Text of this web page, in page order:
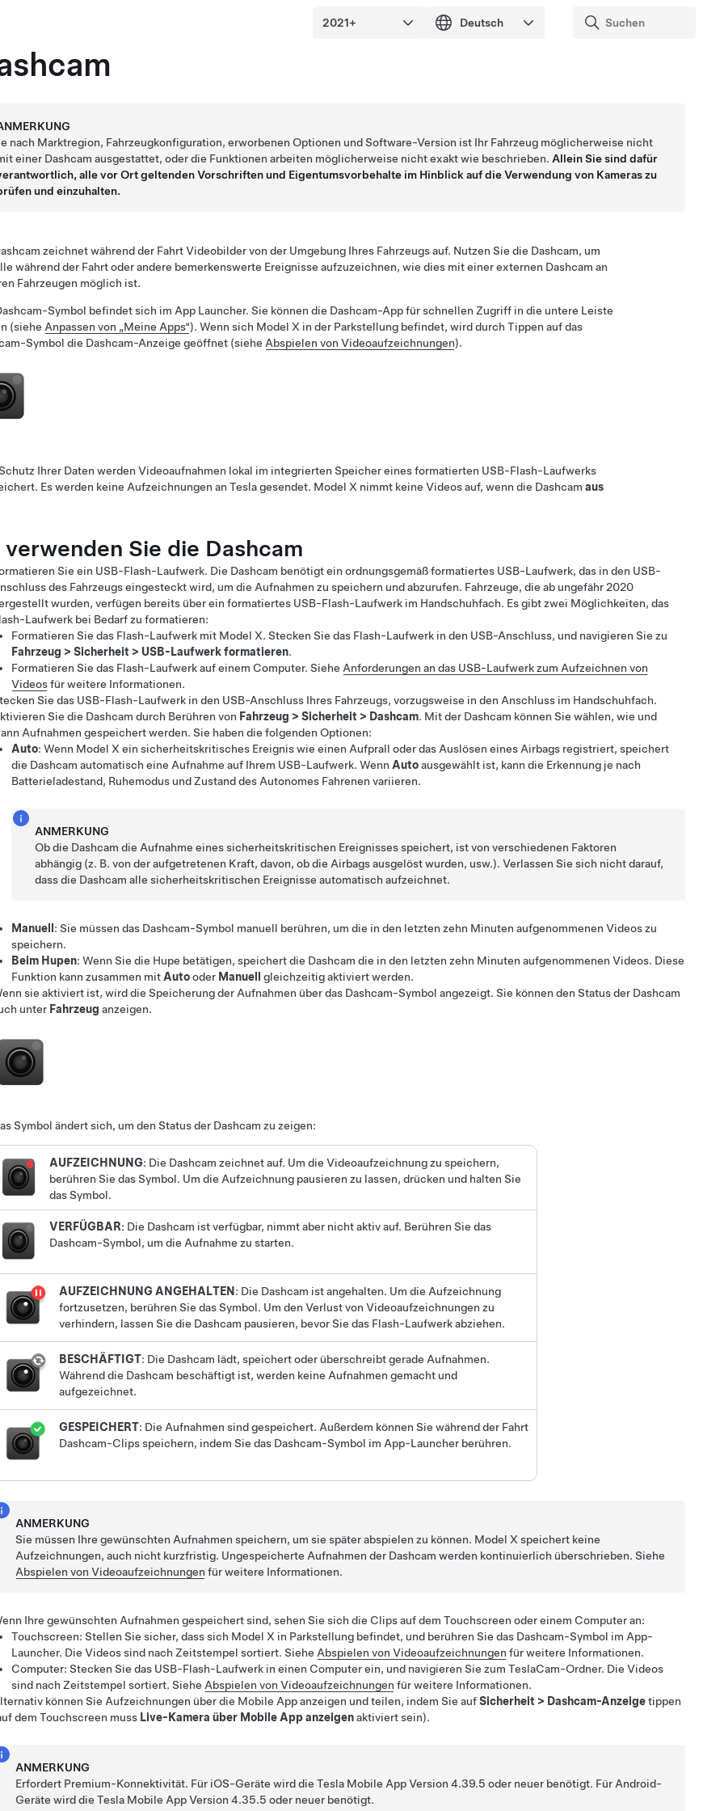
nach Marktregion, Fahrzeugkonfiguration, erworbenen Optionen und Software-Version ist Ihr Fahrzeug möglicherweise nicht
einer Dashcam ausgestattet, oder die Funktionen arbeiten möglicherweise nicht exakt wie beschrieben. Allein Sie sind dafür
alle vor Ort geltenden Vorschriften und Eigentumsvorbehalte im Hinblick auf die Verwendung von Kameras zu
und einzuhalten.
zeichnet während der Fahrt Videobilder von der Umgebung Ihres Fahrzeugs auf. Nutzen Sie die Dashcam, um
während der Fahrt oder andere bemerkenswerte Ereignisse aufzuzeichnen, wie dies mit einer externen Dashcam an
Fahrzeugen möglich ist.
Symbol befindet sich im App Launcher. Sie können die Dashcam-App für schnellen Zugriff in die untere Leiste
(siehe Anpassen von „Meine Apps“). Wenn sich Model X in der Parkstellung befindet, wird durch Tippen auf das
Symbol die Dashcam-Anzeige geöffnet (siehe Abspielen von Videoaufzeichnungen).
Ihrer Daten werden Videoaufnahmen lokal im integrierten Speicher eines formatierten USB-Flash-Laufwerks
Es werden keine Aufzeichnungen an Tesla gesendet. Model X nimmt keine Videos auf, wenn die Dashcam aus
verwenden Sie die Dashcam
Sie ein USB-Flash-Laufwerk. Die Dashcam benötigt ein ordnungsgemäß formatiertes USB-Laufwerk, das in den USB-
des Fahrzeugs eingesteckt wird, um die Aufnahmen zu speichern und abzurufen. Fahrzeuge, die ab ungefähr 2020
wurden, verfügen bereits über ein formatiertes USB-Flash-Laufwerk im Handschuhfach. Es gibt zwei Möglichkeiten, das
Laufwerk bei Bedarf zu formatieren:
Formatieren Sie das Flash-Laufwerk mit Model X. Stecken Sie das Flash-Laufwerk in den USB-Anschluss, und navigieren Sie zu
Fahrzeug > Sicherheit > USB-Laufwerk formatieren.
Formatieren Sie das Flash-Laufwerk auf einem Computer. Siehe Anforderungen an das USB-Laufwerk zum Aufzeichnen von
Videosfür weitere Informationen.
Sie das USB-Flash-Laufwerk in den USB-Anschluss Ihres Fahrzeugs, vorzugsweise in den Anschluss im Handschuhfach.
Sie die Dashcam durch Berühren von Fahrzeug > Sicherheit > Dashcam. Mit der Dashcam können Sie wählen, wie und
Aufnahmen gespeichert werden. Sie haben die folgenden Optionen:
Auto: Wenn Model X ein sicherheitskritisches Ereignis wie einen Aufprall oder das Auslösen eines Airbags registriert, speichert
die Dashcam automatisch eine Aufnahme auf Ihrem USB-Laufwerk. Wenn Autoausgewählt ist, kann die Erkennung je nach
Batterieladestand, Ruhemodus und Zustand des Autonomes Fahrenen variieren.
ANMERKUNG
Ob die Dashcam die Aufnahme eines sicherheitskritischen Ereignisses speichert, ist von verschiedenen Faktoren
abhängig (z. B. von der aufgetretenen Kraft, davon, ob die Airbags ausgelöst wurden, usw.). Verlassen Sie sich nicht darauf,
dass die Dashcam alle sicherheitskritischen Ereignisse automatisch aufzeichnet.
Manuell : Sie müssen das Dashcam-Symbol manuell berühren, um die in den letzten zehn Minuten aufgenommenen Videos zu
speichern.
Beim Hupen: Wenn Sie die Hupe betätigen, speichert die Dashcam die in den letzten zehn Minuten aufgenommenen Videos. Diese
Funktion kann zusammen mit Autooder Manuell
gleichzeitig aktiviert werden.
sie aktiviert ist, wird die Speicherung der Aufnahmen über das Dashcam-Symbol angezeigt. Sie können den Status der Dashcam
unter Fahrzeug anzeigen.
Symbol ändert sich, um den Status der Dashcam zu zeigen:
AUFZEICHNUNG: Die Dashcam zeichnet auf. Um die Videoaufzeichnung zu speichern,
berühren Sie das Symbol. Um die Aufzeichnung pausieren zu lassen, drücken und halten Sie
das Symbol.
VERFÜGBAR: Die Dashcam ist verfügbar, nimmt aber nicht aktiv auf. Berühren Sie das
Dashcam-Symbol, um die Aufnahme zu starten.
AUFZEICHNUNG ANGEHALTEN: Die Dashcam ist angehalten. Um die Aufzeichnung
fortzusetzen, berühren Sie das Symbol. Um den Verlust von Videoaufzeichnungen zu
verhindern, lassen Sie die Dashcam pausieren, bevor Sie das Flash-Laufwerk abziehen.
BESCHÄFTIGT: Die Dashcam lädt, speichert oder überschreibt gerade Aufnahmen.
Während die Dashcam beschäftigt ist, werden keine Aufnahmen gemacht und
aufgezeichnet.
GESPEICHERT: Die Aufnahmen sind gespeichert. Außerdem können Sie während der Fahrt
Dashcam-Clips speichern, indem Sie das Dashcam-Symbol im App-Launcher berühren.
ANMERKUNG
Sie müssen Ihre gewünschten Aufnahmen speichern, um sie später abspielen zu können. Model X speichert keine
Aufzeichnungen, auch nicht kurzfristig. Ungespeicherte Aufnahmen der Dashcam werden kontinuierlich überschrieben. Siehe
Abspielen von Videoaufzeichnungen für weitere Informationen.
Ihre gewünschten Aufnahmen gespeichert sind, sehen Sie sich die Clips auf dem Touchscreen oder einem Computer an:
Touchscreen: Stellen Sie sicher, dass sich Model X in Parkstellung befindet, und berühren Sie das Dashcam-Symbol im App-
Launcher. Die Videos sind nach Zeitstempel sortiert. Siehe Abspielen von Videoaufzeichnungen für weitere Informationen.
Computer: Stecken Sie das USB-Flash-Laufwerk in einen Computer ein, und navigieren Sie zum TeslaCam-Ordner. Die Videos
sind nach Zeitstempel sortiert. Siehe Abspielen von Videoaufzeichnungen für weitere Informationen.
können Sie Aufzeichnungen über die Mobile App anzeigen und teilen, indem Sie aufSicherheit > Dashcam-Anzeigetippen
dem Touchscreen muss Live-Kamera über Mobile App anzeigenaktiviert sein).
ANMERKUNG
Erfordert Premium-Konnektivität. Für iOS-Geräte wird die Tesla Mobile App Version 4.39.5 oder neuer benötigt. Für Android-
Geräte wird die Tesla Mobile App Version 4.35.5 oder neuer benötigt.